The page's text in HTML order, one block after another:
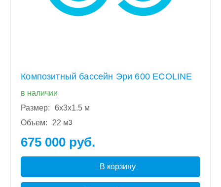
Композитный бассейн Эри 600 ECOLINE
в наличии
Размер:
6x3x1.5 м
Объем:
22 м3
675 000 руб.
В корзину